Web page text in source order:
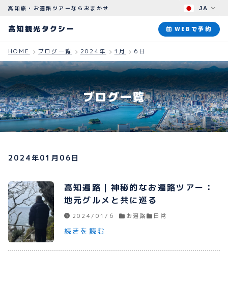
高知観光タクシー
ABOUT
観光タクシーについて
PLAN
観光プラン
ブログ
よくある質問
プライバシーポリシー
JA
高知旅・お遍路ツアーならおまかせ
高知観光タクシー WEBで予約
HOME ブログ一覧 2024年 1月 6日
ブログ一覧
2024年01月06日
高知遍路｜神秘的なお遍路ツアー：
地元グルメと共に巡る
2024/01/6 お遍路 日常
続きを読む